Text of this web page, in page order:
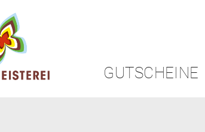
GUTSCHEINE